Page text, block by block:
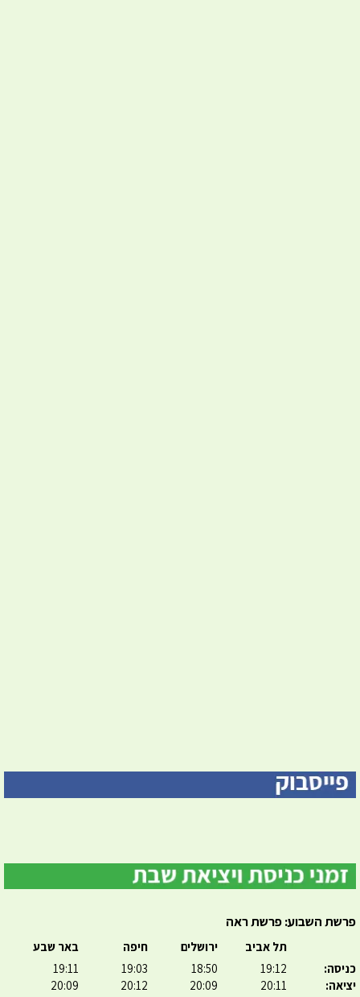
פרשת השבוע: פרשת ראה
כניסה:
יציאה:
תל אביב
19:12
20:11
ירושלים
18:50
20:09
חיפה
19:03
20:12
באר שבע
19:11
20:09